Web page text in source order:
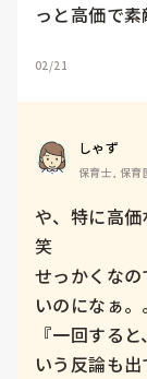
っと高価で
02/21
しゃず
保育士, 保育
や、特に高価
笑
せっかくな
いのになぁ。
『一回する
いう反論も